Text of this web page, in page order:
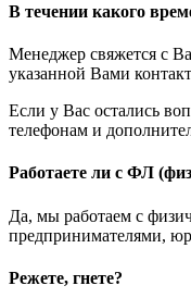
В течении какого
Менеджер свяжется с
указанной Вами
Если у Вас остались
телефонам и
Работаете ли с ФЛ
Да, мы работаем с
предпринимателями,
Режете, гнете?